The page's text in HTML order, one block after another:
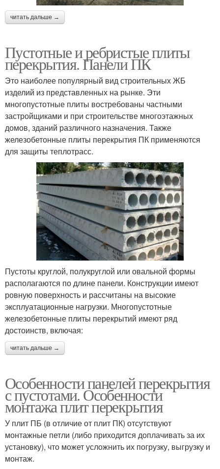
читать дальше →
Пустотные и ребристые плиты
перекрытия. Панели ПК
Это наиболее популярный вид строительных ЖБ
изделий из представленных на рынке. Эти
многопустотные плиты востребованы частными
застройщиками и при строительстве многоэтажных
домов, зданий различного назначения. Также
железобетонные плиты перекрытия ПК применяются
для защиты теплотрасс.
Пустоты круглой, полукруглой или овальной формы
располагаются по длине панели. Конструкции имеют
ровную поверхность и рассчитаны на высокие
эксплуатационные нагрузки. Многопустотные
железобетонные плиты перекрытий имеют ряд
достоинств, включая:
читать дальше →
Особенности панелей перекрытия
с пустотами. Особенности
монтажа плит перекрытия
У плит ПБ (в отличие от плит ПК) отсутствуют
монтажные петли (либо приходится доплачивать за их
установку), что может усложнить их погрузку, выгрузку и
монтаж.